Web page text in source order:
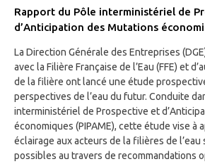
Rapport du Pôle interministériel de
d’Anticipation des Mutations
La Direction Générale des Entreprises
avec la Filière Française de l’Eau (FFE) et
de la filière ont lancé une étude
perspectives de l’eau du futur. Conduite
interministériel de Prospective et
économiques (PIPAME), cette étude vise à
éclairage aux acteurs de la filières de
possibles au travers de recommandations